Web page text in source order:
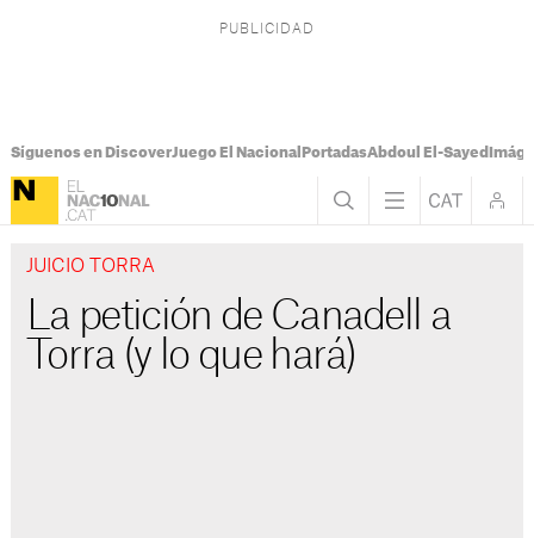
Síguenos en DiscoverJuego El Nacional PortadasAbdoul El-Sayed
JUICIO TORRA
La petición de Canadell a
Torra (y lo que hará)